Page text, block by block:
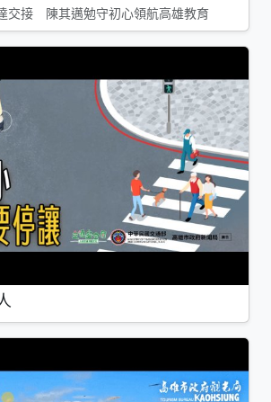
交接 陳其邁勉守初心領航高雄教育